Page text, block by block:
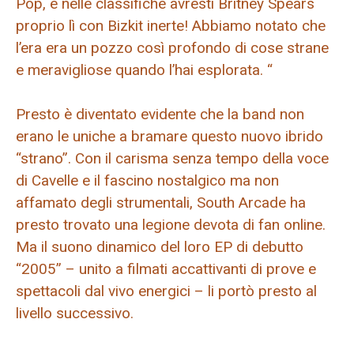
proprio lì con Bizkit inerte! Abbiamo notato che
l’era era un pozzo così profondo di cose strane
e meravigliose quando l’hai esplorata. “
Presto è diventato evidente che la band non
erano le uniche a bramare questo nuovo ibrido
“strano”. Con il carisma senza tempo della voce
di Cavelle e il fascino nostalgico ma non
affamato degli strumentali, South Arcade ha
presto trovato una legione devota di fan online.
Ma il suono dinamico del loro EP di debutto
“2005” – unito a filmati accattivanti di prove e
spettacoli dal vivo energici – li portò presto al
livello successivo.